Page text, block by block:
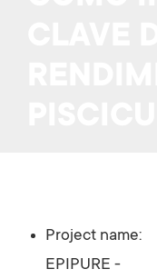
Project name:
EPIPURE -